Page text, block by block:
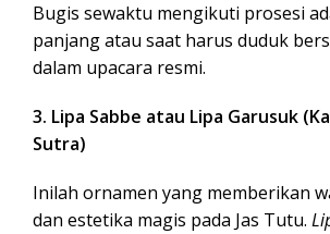
Bugis sewaktu mengikuti prosesi
panjang atau saat harus duduk
dalam upacara resmi.
3. Lipa Sabbe atau Lipa Garusuk
Sutra)
Inilah ornamen yang memberikan
dan estetika magis pada Jas Tutu.